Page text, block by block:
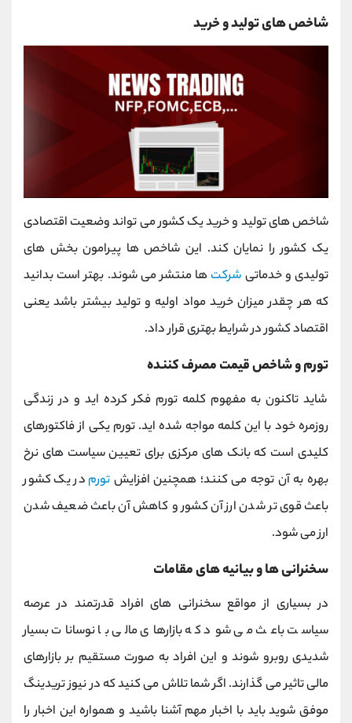
شاخص ‌های تولید و خرید
شاخص های تولید و خرید یک کشور می تواند وضعیت اقتصادی
یک کشور را نمایان کند. این شاخص ها پیرامون بخش های
تولیدی و خدماتی شرکت ها منتشر می شوند. بهتر است بدانید
که هر چقدر میزان خرید مواد اولیه و تولید بیشتر باشد یعنی
اقتصاد کشور در شرایط بهتری قرار داد.
تورم و شاخص قیمت مصرف‌ کننده
شاید تاکنون به مفهوم کلمه تورم فکر کرده اید و در زندگی
روزمره خود با این کلمه مواجه شده اید. تورم یکی از فاکتورهای
کلیدی است که بانک‌ های مرکزی برای تعیین سیاست‌ های نرخ
بهره به آن توجه می ‌کنند؛ همچنین افزایشتورم در یک کشور
باعث قوی تر شدن ارز آن کشور و کاهش آن باعث ضعیف شدن
ارز می شود.
سخنرانی‌ ها و بیانیه ‌های مقامات
در بسیاری از مواقع سخنرانی های افراد قدرتمند در عرصه
سیاست باعث می شود که بازارهای مالی با نوسانات بسیار
شدیدی روبرو شوند و این افراد به صورت مستقیم بر بازارهای
مالی تاثیر می گذارند. اگر شما تلاش می کنید که در نیوز تریدینگ
موفق شوید باید با اخبار مهم آشنا باشید و همواره این اخبار را